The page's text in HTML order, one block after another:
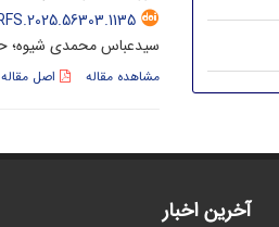
سیدعباس محمدی شیوه؛
مشاهده مقاله اصل مقاله
آخرین اخبار